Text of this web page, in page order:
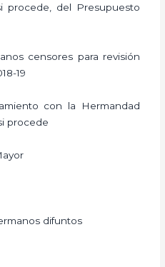
procede, del Presupuesto
censores para revisión
19
con la Hermandad
procede
difuntos